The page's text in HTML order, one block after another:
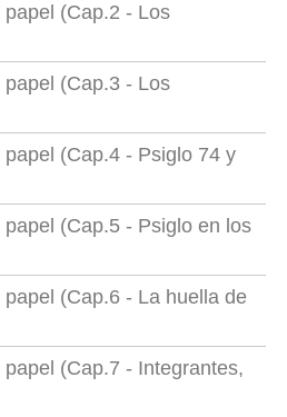
(Cap.2 - Los
(Cap.3 - Los
(Cap.4 - Psiglo 74 y
(Cap.5 - Psiglo en los
(Cap.6 - La huella de
(Cap.7 - Integrantes,